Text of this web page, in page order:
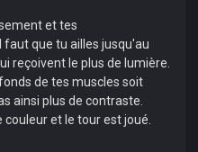
et tes
que tu ailles jusqu'au
reçoivent le plus de lumière.
de tes muscles soit
ainsi plus de contraste.
et le tour est joué.